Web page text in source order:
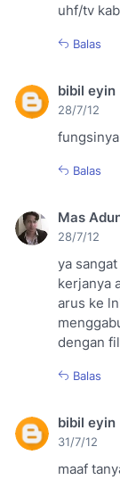
uhf/tv
Balas
bibil eyin
28/7/12
Balas
Mas
28/7/12
ya
kerjanya
arus ke
dengan
Balas
bibil eyin
31/7/12
maaf